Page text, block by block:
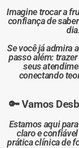
Imagine trocar a
confiança de
Se você já admira
passo além:
seus
conectando
🔑 Vamos
Estamos aqui
claro e
prática clínica de